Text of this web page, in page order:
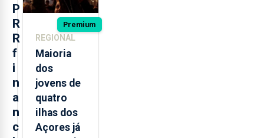
P
R
R
f
i
n
a
n
c
Premium
REGIONAL
Maioria
dos
jovens de
quatro
ilhas dos
Açores já